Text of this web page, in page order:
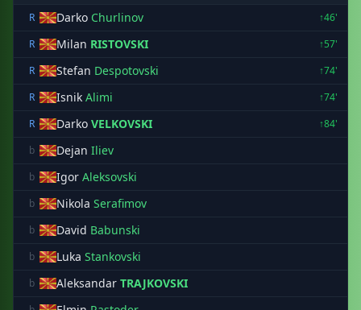
R
Darko Churlinov
↑46'
R
Milan RISTOVSKI
↑57'
R
Stefan Despotovski
↑74'
R
Isnik Alimi
↑74'
R
Darko VELKOVSKI
↑84'
b
Dejan Iliev
b Igor Aleksovski
b Nikola Serafimov
b David Babunski
b Luka Stankovski
b Aleksandar TRAJKOVSKI